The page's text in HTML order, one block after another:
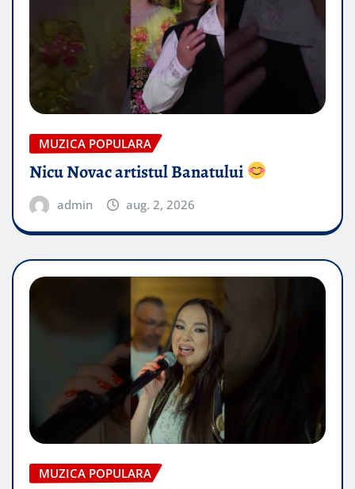
MUZICA POPULARA
Nicu Novac artistul Banatului
admin aug. 2, 2026
MUZICA POPULARA